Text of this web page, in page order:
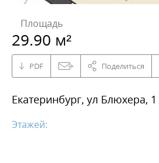
Площадь
29.90 м²
PDF Поделиться
Екатеринбург, ул Блюхера, 1
Этажей: